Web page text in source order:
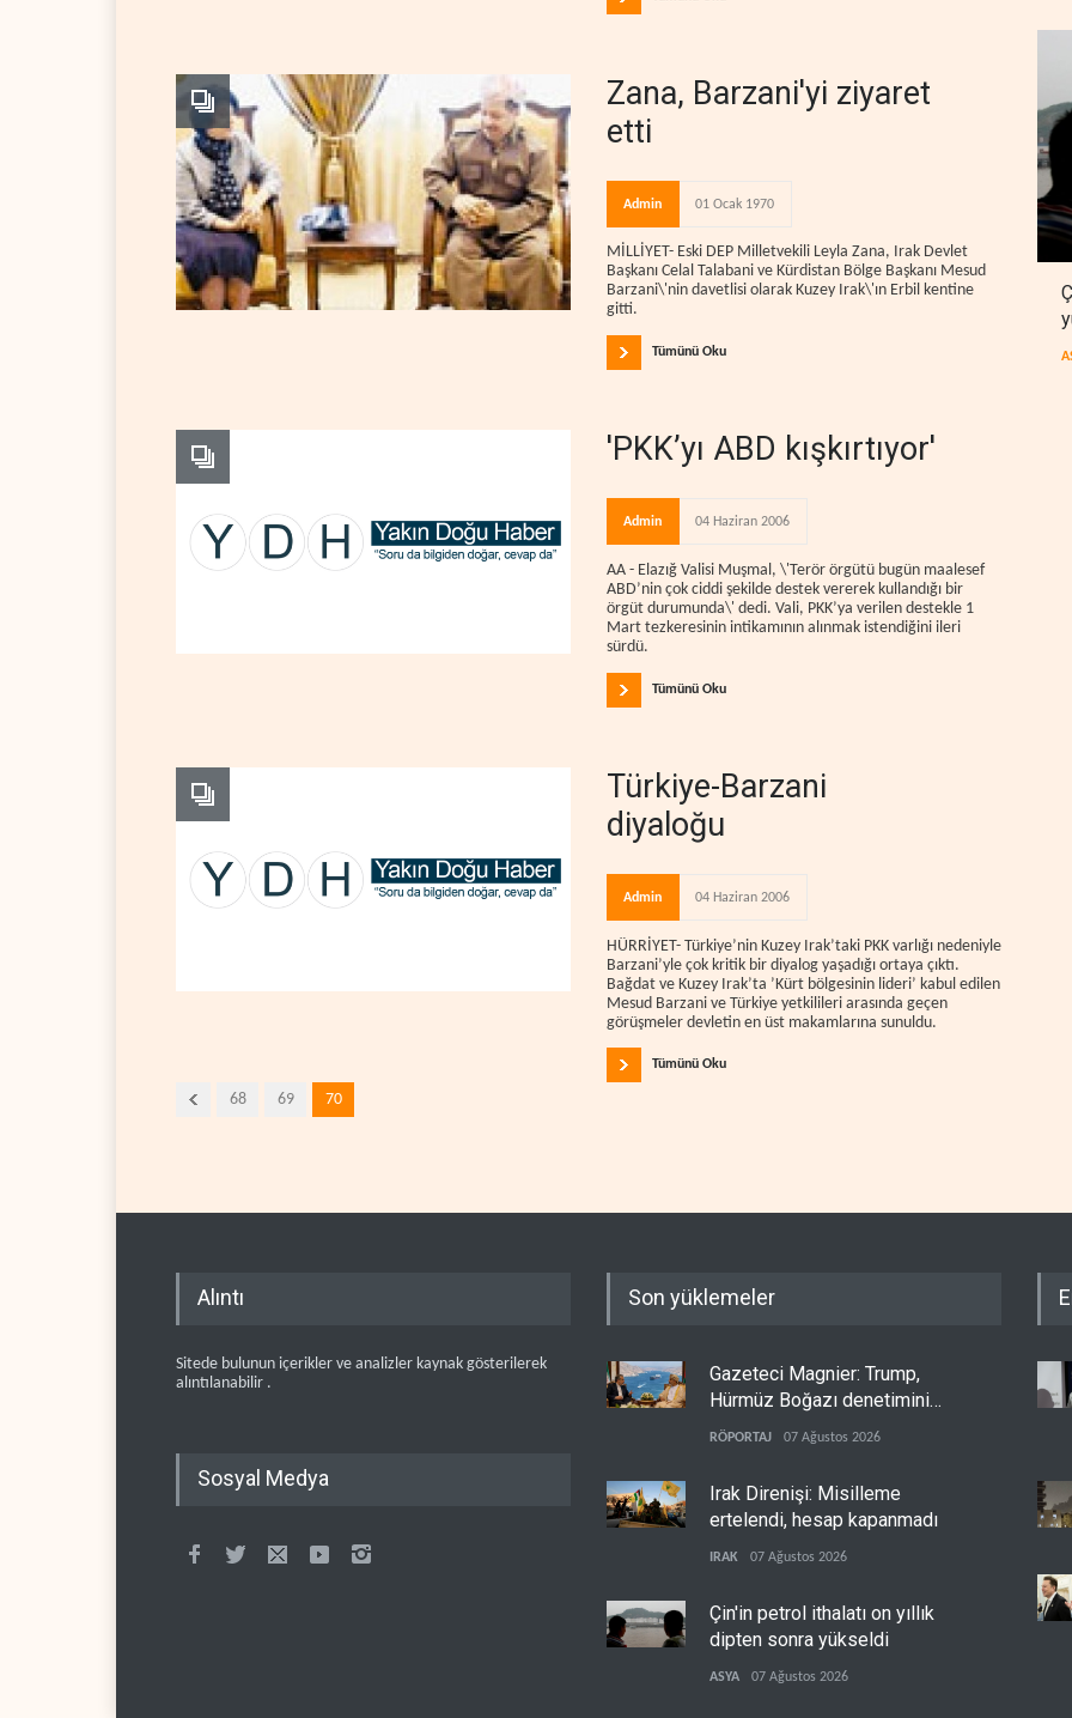
Zana, Barzani'yi ziyaret
etti
Admin 01 Ocak 1970
MİLLİYET- Eski DEP Milletvekili Leyla Zana, Irak Devlet
Başkanı Celal Talabani ve Kürdistan Bölge Başkanı Mesud
Barzani\'nin davetlisi olarak Kuzey Irak\'ın Erbil kentine
gitti.
Tümünü Oku
'PKK’yı ABD kışkırtıyor'
Admin 04 Haziran 2006
AA - Elazığ Valisi Muşmal, \'Terör örgütü bugün maalesef
ABD’nin çok ciddi şekilde destek vererek kullandığı bir
örgüt durumunda\' dedi. Vali, PKK’ya verilen destekle 1
Mart tezkeresinin intikamının alınmak istendiğini ileri
sürdü.
Tümünü Oku
Türkiye-Barzani
diyaloğu
Admin 04 Haziran 2006
HÜRRİYET- Türkiye’nin Kuzey Irak’taki PKK varlığı nedeniyle
Barzani’yle çok kritik bir diyalog yaşadığı ortaya çıktı.
Bağdat ve Kuzey Irak’ta ’Kürt bölgesinin lideri’ kabul edilen
Mesud Barzani ve Türkiye yetkilileri arasında geçen
görüşmeler devletin en üst makamlarına sunuldu.
Tümünü Oku
68 69 70
Alıntı
Sitede bulunun içerikler ve analizler kaynak gösterilerek
alıntılanabilir .
Sosyal Medya
Son yüklemeler
Gazeteci Magnier: Trump,
Hürmüz Boğazı denetimini
doğrudan İran ve Umman'a
RÖPORTAJ 07 Ağustos 2026
Irak Direnişi: Misilleme
ertelendi, hesap kapanmadı
IRAK 07 Ağustos 2026
Çin'in petrol ithalatı on yıllık
dipten sonra yükseldi
ASYA 07 Ağustos 2026